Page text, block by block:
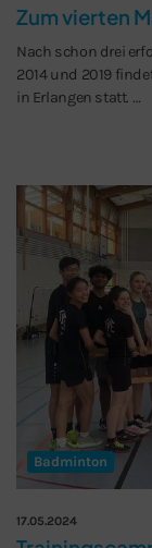
Zum vierten
Nach schon drei
2014 und 2019
in Erlangen statt. …
Badminton
17.05.2024